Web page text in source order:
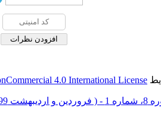
4.0 International License
و اردیبهشت 1399 )